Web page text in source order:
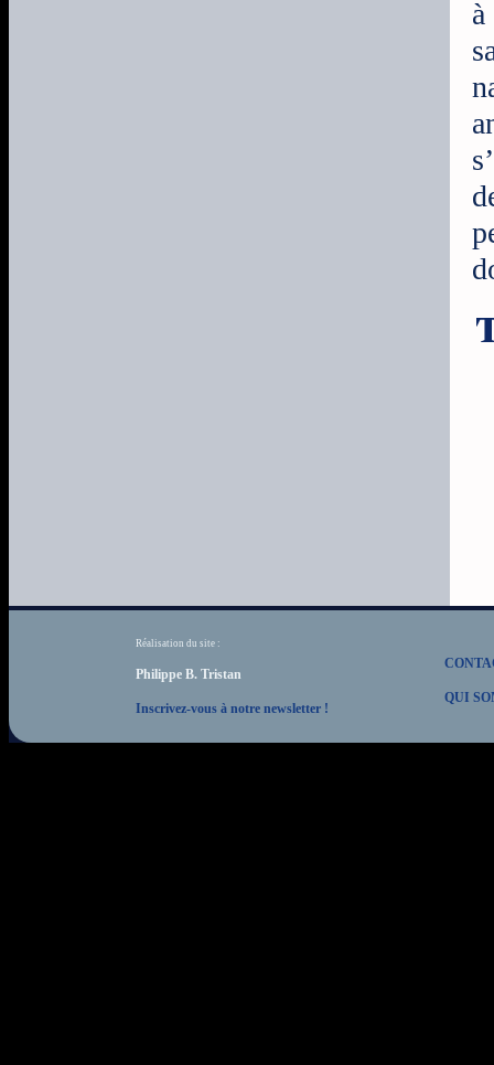
Réalisation du site :
Philippe B. Tristan
Inscrivez-vous à notre newsletter !
QUI